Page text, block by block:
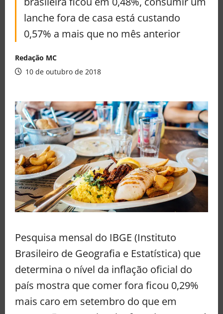
lanche fora de casa está custando
0,57% a mais que no mês anterior
Redação MC
10 de outubro de 2018
Pesquisa mensal do IBGE (Instituto
Brasileiro de Geografia e Estatística) que
determina o nível da inflação oficial do
país mostra que comer fora ficou 0,29%
mais caro em setembro do que em